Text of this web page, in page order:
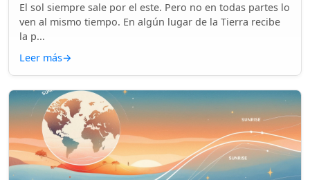
El sol siempre sale por el este. Pero no en todas partes lo
ven al mismo tiempo. En algún lugar de la Tierra recibe
la p...
Leer más→